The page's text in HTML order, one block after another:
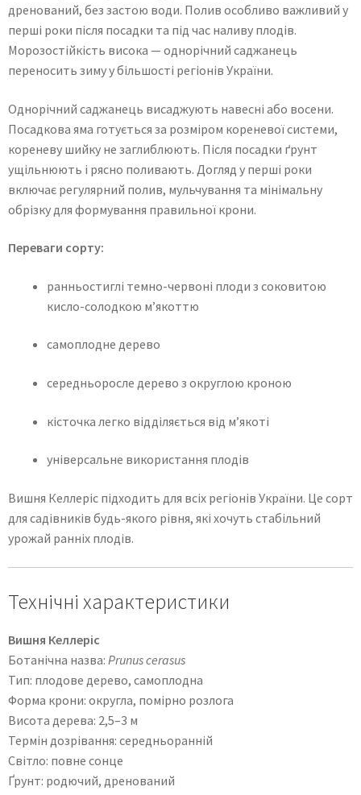
дренований, без застою води. Полив особливо важливий у
перші роки після посадки та під час наливу плодів.
Морозостійкість висока — однорічний саджанець
переносить зиму у більшості регіонів України.
Однорічний саджанець висаджують навесні або восени.
Посадкова яма готується за розміром кореневої системи,
кореневу шийку не заглиблюють. Після посадки ґрунт
ущільнюють і рясно поливають. Догляд у перші роки
включає регулярний полив, мульчування та мінімальну
обрізку для формування правильної крони.
Переваги сорту:
ранньостиглі темно-червоні плоди з соковитою
кисло-солодкою м’якоттю
самоплодне дерево
середньоросле дерево з округлою кроною
кісточка легко відділяється від м’якоті
універсальне використання плодів
Вишня Келлеріс підходить для всіх регіонів України. Це сорт
для садівників будь-якого рівня, які хочуть стабільний
урожай ранніх плодів.
Технічні характеристики
Вишня Келлеріс
Ботанічна назва: Prunus cerasus
Тип: плодове дерево, самоплодна
Форма крони: округла, помірно розлога
Висота дерева: 2,5–3 м
Термін дозрівання: середньоранній
Світло: повне сонце
Ґрунт: родючий, дренований